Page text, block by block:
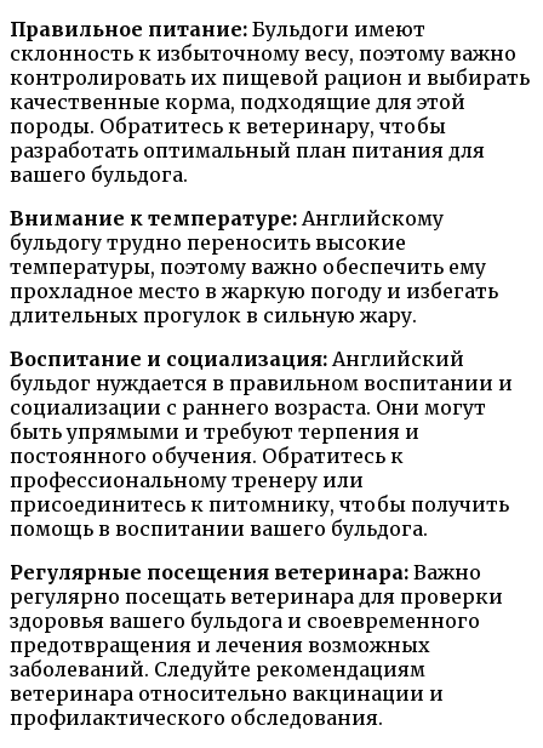
Правильное питание: Бульдоги имеют
склонность к избыточному весу, поэтому важно
контролировать их пищевой рацион и выбирать
качественные корма, подходящие для этой
породы. Обратитесь к ветеринару, чтобы
разработать оптимальный план питания для
вашего бульдога.
Внимание к температуре: Английскому
бульдогу трудно переносить высокие
температуры, поэтому важно обеспечить ему
прохладное место в жаркую погоду и избегать
длительных прогулок в сильную жару.
Воспитание и социализация: Английский
бульдог нуждается в правильном воспитании и
социализации с раннего возраста. Они могут
быть упрямыми и требуют терпения и
постоянного обучения. Обратитесь к
профессиональному тренеру или
присоединитесь к питомнику, чтобы получить
помощь в воспитании вашего бульдога.
Регулярные посещения ветеринара: Важно
регулярно посещать ветеринара для проверки
здоровья вашего бульдога и своевременного
предотвращения и лечения возможных
заболеваний. Следуйте рекомендациям
ветеринара относительно вакцинации и
профилактического обследования.